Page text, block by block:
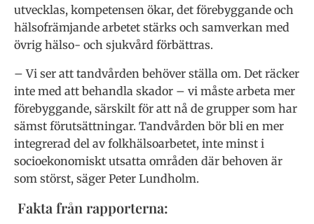
utvecklas, kompetensen ökar, det förebyggande och
hälsofrämjande arbetet stärks och samverkan med
övrig hälso- och sjukvård förbättras.
– Vi ser att tandvården behöver ställa om. Det räcker
inte med att behandla skador – vi måste arbeta mer
förebyggande, särskilt för att nå de grupper som har
sämst förutsättningar. Tandvården bör bli en mer
integrerad del av folkhälsoarbetet, inte minst i
socioekonomiskt utsatta områden där behoven är
som störst, säger Peter Lundholm.
Fakta från rapporterna: